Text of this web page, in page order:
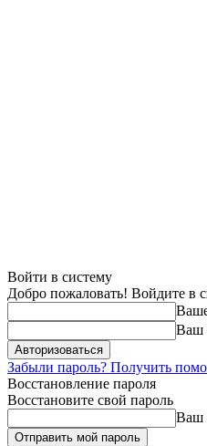
Войти в систему
Добро пожаловать! Войдите в
Ваш
Забыли пароль? Получить
Восстановление пароля
Восстановите свой пароль
Ваш